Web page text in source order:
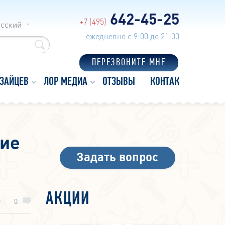
+7 (495) 642-45-25
ежедневно с 9:00 до 21:00
ПЕРЕЗВОНИТЕ МНЕ
ЛОР МЕДИА ОТЗЫВЫ КОНТАКТЫ
0
Задать вопрос
АКЦИИ